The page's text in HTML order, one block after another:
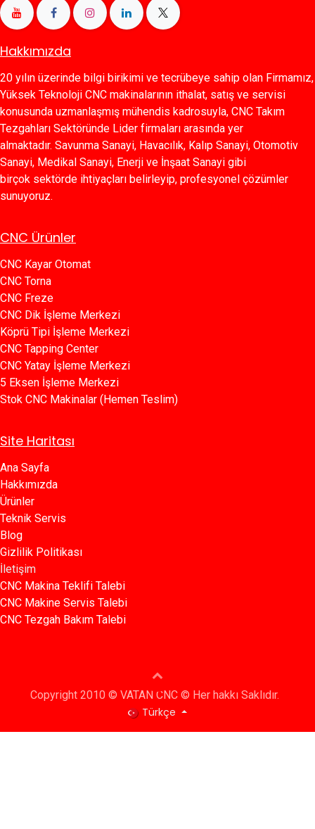
Hakkımızda
20 yılın üzerinde bilgi birikimi ve tecrübeye sahip olan Firmamız,
Yüksek Teknoloji CNC makinalarının ithalat, satış ve servisi
konusunda uzmanlaşmış mühendis kadrosuyla, CNC Takım
Tezgahları Sektöründe Lider firmaları arasında yer
almaktadır. Savunma Sanayi, Havacılık, Kalıp Sanayi, Otomotiv
Sanayi, Medikal Sanayi, Enerji ve İnşaat Sanayi gibi
birçok sektörde ihtiyaçları belirleyip, profesyonel çözümler
sunuyoruz.
CNC Ürünler
CNC Kayar Otomat
CNC Torna
CNC Freze
CNC Dik İşleme Merkezi
Köprü Tipi İşleme Merkezi
C​​NC Tapping Center
CNC Yatay İşleme Merkezi
5 Eksen İşleme Merkezi
Stok CNC Makinalar (Hemen Teslim)
Site Haritası
Ana Sayfa​​
Hakkımızda
Ürünler​
Teknik Servis
Blog​​
Gizlilik Politikası​​
İletişim
CNC Makina Teklifi Talebi
CNC Makine Servis Talebi
CNC Tezgah Bakım Talebi
Copyright 2010 © VATAN CNC © Her hakkı Saklıdır.
Türkçe